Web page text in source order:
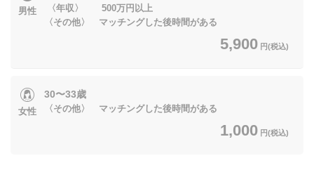
男性
〈年収〉 500万円以上
〈その他〉 マッチングした後時間がある
5,900 円(税込)
女性
30〜33歳
〈その他〉 マッチングした後時間がある
1,000 円(税込)